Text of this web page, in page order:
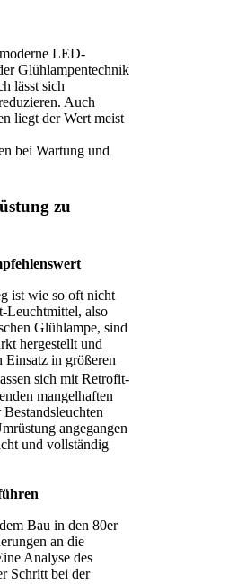
LED-
Glühlampentechnik
lässt sich
Auch
liegt der Wert meist
bei Wartung und
zu
ist wie so oft nicht
Leuchtmittel, also
Glühlampe, sind
hergestellt und
Einsatz in größeren
sich mit Retrofit-
mangelhaften
angegangen
und vollständig
Bau in den 80er
an die
Analyse des
Schritt bei der